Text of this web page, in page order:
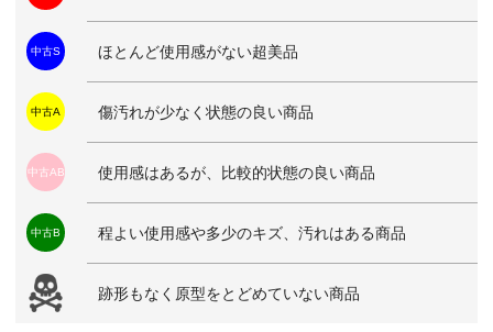
中古S ほとんど使用感がない超美品
中古A 傷汚れが少なく状態の良い商品
中古AB 使用感はあるが、比較的状態の良い商品
中古B 程よい使用感や多少のキズ、汚れはある商品
跡形もなく原型をとどめていない商品